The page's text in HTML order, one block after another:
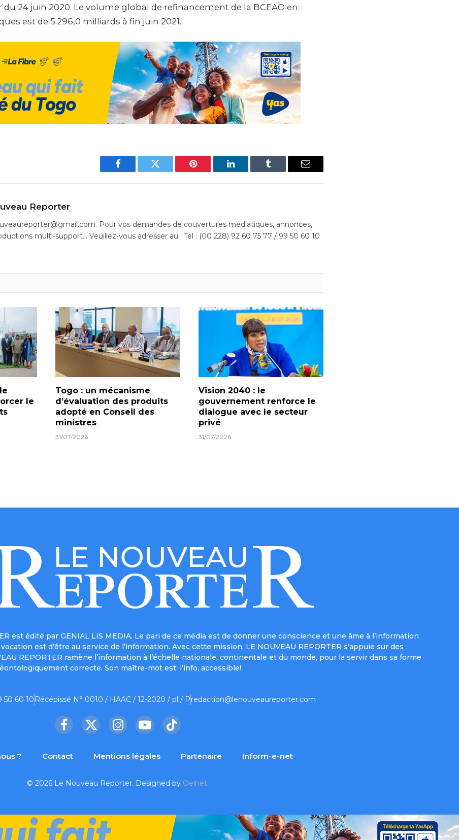
du 24 juin 2020. Le volume global de refinancement de la BCEAO en
est de 5.296,0 milliards à fin juin 2021.
Facebook Twitter Pinterest LinkedIn Tumblr Email
Reporter
Pour vos demandes de couvertures médiatiques, annonces,
multi-support… Veuillez-vous adresser au : Tél : (00 228) 92 60 75 77 / 99 50 60 10
le
Togo : un mécanisme
d’évaluation des produits
adopté en Conseil des
ministres
31/07/2026
Vision 2040 : le
gouvernement renforce le
dialogue avec le secteur
privé
31/07/2026
est édité par GENIAL LIS MEDIA. Le pari de ce média est de donner une conscience et une âme à l’information
est d’être au service de l’information. Avec cette mission, LE NOUVEAU REPORTER s’appuie sur des
REPORTER ramène l’information à l’échelle nationale, continentale et du monde, pour la servir dans sa forme
correcte. Son maître-mot est: l’info, accessible!
50 60 10 Récépissé N° 0010 / HAAC / 12-2020 / pl / Predaction@lenouveaureporter.com
Facebook
X
InstagramYouTubeTikTok
? Contact Mentions légales Partenaire Inform-e-net
© 2026 Le Nouveau Reporter. Designed by Oelnet.